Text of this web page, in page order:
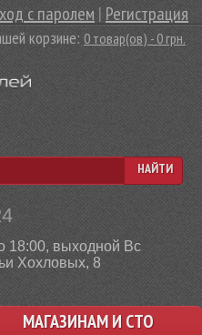
с паролем |Регистрация
корзине:0 товар(ов) - 0 грн.
18:00, выходной Вс
Хохловых, 8
НАЙТИ
МАГАЗИНАМ И СТО